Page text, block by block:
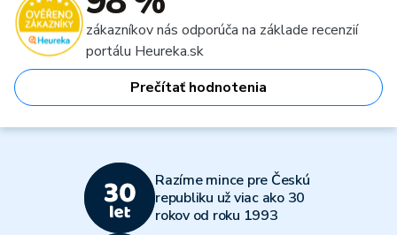
zákazníkov nás odporúča na základe recenzií
portálu Heureka.sk
Prečítať hodnotenia
Razíme mince pre Českú
republiku už viac ako 30
rokov od roku 1993